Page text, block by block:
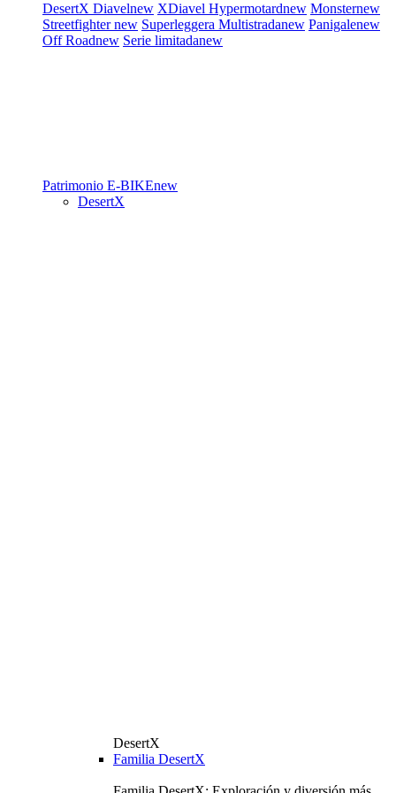
DesertX Diavelnew XDiavel Hypermotardnew Monsternew
Streetfighternew Superleggera Multistradanew Panigalenew
Off Roadnew Serie limitadanew
Patrimonio E-BIKEnew
DesertX
DesertX
Familia DesertX